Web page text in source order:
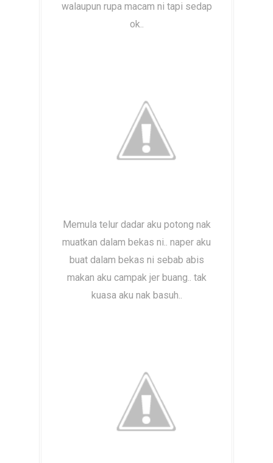
walaupun rupa macam ni tapi sedap
ok..
Memula telur dadar aku potong nak
muatkan dalam bekas ni.. naper aku
buat dalam bekas ni sebab abis
makan aku campak jer buang.. tak
kuasa aku nak basuh..